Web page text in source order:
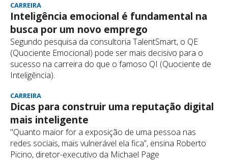
CARREIRA
Inteligência emocional é fundamental na
busca por um novo emprego
Segundo pesquisa da consultoria TalentSmart, o QE
(Quociente Emocional) pode ser mais decisivo para o
sucesso na carreira do que o famoso QI (Quociente de
Inteligência).
CARREIRA
Dicas para construir uma reputação digital
mais inteligente
"Quanto maior for a exposição de uma pessoa nas
redes sociais, mais vulnerável ela fica”, ensina Roberto
Picino, diretor-executivo da Michael Page